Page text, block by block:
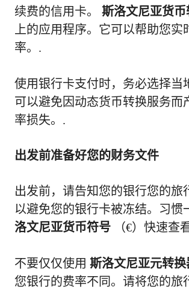
续费的信用卡。 斯洛文尼亚货币
上的应用程序。它可以帮助您实
率。.
使用银行卡支付时，务必选择当
可以避免因动态货币转换服务而
率损失。.
出发前准备好您的财务文件
出发前，请告知您的银行您的旅
以避免您的银行卡被冻结。习
洛文尼亚货币符号 （€）快速查
不要仅仅使用 斯洛文尼亚元转换
您银行的费率不同。请将您的旅